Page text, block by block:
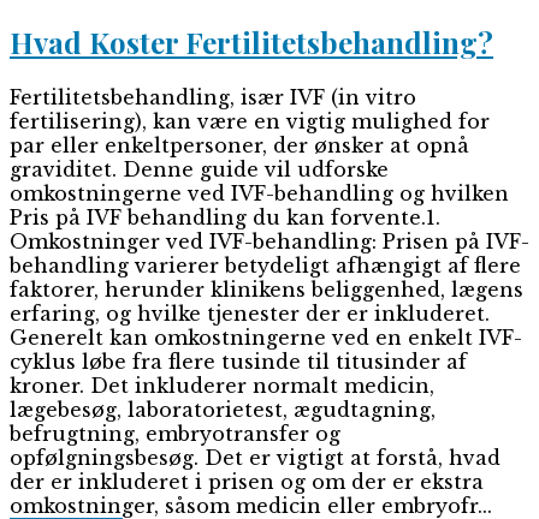
Hvad Koster Fertilitetsbehandling?
Fertilitetsbehandling, især IVF (in vitro
fertilisering), kan være en vigtig mulighed for
par eller enkeltpersoner, der ønsker at opnå
graviditet. Denne guide vil udforske
omkostningerne ved IVF-behandling og hvilken
Pris på IVF behandling du kan forvente.1.
Omkostninger ved IVF-behandling: Prisen på IVF-
behandling varierer betydeligt afhængigt af flere
faktorer, herunder klinikens beliggenhed, lægens
erfaring, og hvilke tjenester der er inkluderet.
Generelt kan omkostningerne ved en enkelt IVF-
cyklus løbe fra flere tusinde til titusinder af
kroner. Det inkluderer normalt medicin,
lægebesøg, laboratorietest, ægudtagning,
befrugtning, embryotransfer og
opfølgningsbesøg. Det er vigtigt at forstå, hvad
der er inkluderet i prisen og om der er ekstra
omkostninger, såsom medicin eller embryofr...